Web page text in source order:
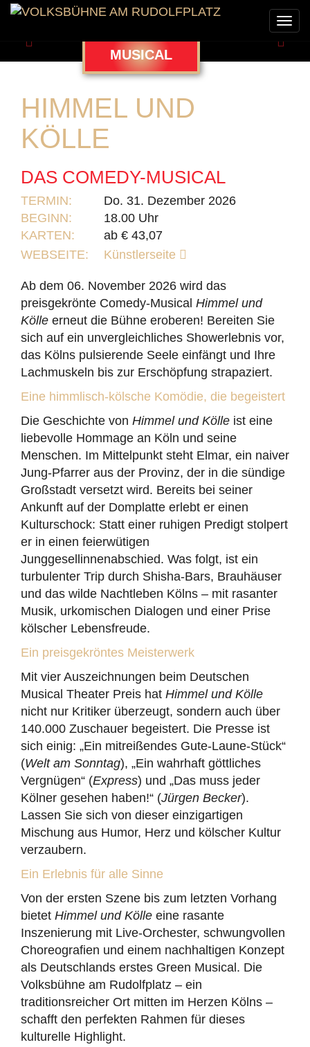
Zurück MUSICAL
HIMMEL UND
KÖLLE
DAS COMEDY-MUSICAL
TERMIN:
Do. 31. Dezember 2026
BEGINN:
18.00 Uhr
KARTEN:
ab € 43,07
WEBSEITE:
Künstlerseite
Ab dem 06. November 2026 wird das
preisgekrönte Comedy-Musical Himmel und
Kölle erneut die Bühne eroberen! Bereiten Sie
sich auf ein unvergleichliches Showerlebnis vor,
das Kölns pulsierende Seele einfängt und Ihre
Lachmuskeln bis zur Erschöpfung strapaziert.
Eine himmlisch-kölsche Komödie, die begeistert
Die Geschichte von Himmel und Kölle ist eine
liebevolle Hommage an Köln und seine
Menschen. Im Mittelpunkt steht Elmar, ein naiver
Jung-Pfarrer aus der Provinz, der in die sündige
Großstadt versetzt wird. Bereits bei seiner
Ankunft auf der Domplatte erlebt er einen
Kulturschock: Statt einer ruhigen Predigt stolpert
er in einen feierwütigen
Junggesellinnenabschied. Was folgt, ist ein
turbulenter Trip durch Shisha-Bars, Brauhäuser
und das wilde Nachtleben Kölns – mit rasanter
Musik, urkomischen Dialogen und einer Prise
kölscher Lebensfreude.
Ein preisgekröntes Meisterwerk
Mit vier Auszeichnungen beim Deutschen
Musical Theater Preis hat Himmel und Kölle
nicht nur Kritiker überzeugt, sondern auch über
140.000 Zuschauer begeistert. Die Presse ist
sich einig: „Ein mitreißendes Gute-Laune-Stück“
(Welt am Sonntag), „Ein wahrhaft göttliches
Vergnügen“ (Express) und „Das muss jeder
Kölner gesehen haben!“ (Jürgen Becker).
Lassen Sie sich von dieser einzigartigen
Mischung aus Humor, Herz und kölscher Kultur
verzaubern.
Ein Erlebnis für alle Sinne
Von der ersten Szene bis zum letzten Vorhang
bietet Himmel und Kölle eine rasante
Inszenierung mit Live-Orchester, schwungvollen
Choreografien und einem nachhaltigen Konzept
als Deutschlands erstes Green Musical. Die
Volksbühne am Rudolfplatz – ein
traditionsreicher Ort mitten im Herzen Kölns –
schafft den perfekten Rahmen für dieses
kulturelle Highlight.